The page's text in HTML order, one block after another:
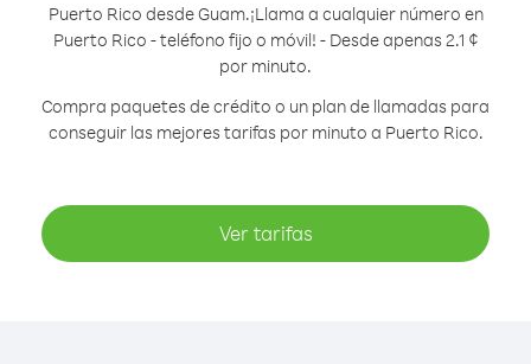
Puerto Rico desde Guam.¡Llama a cualquier número en
Puerto Rico - teléfono fijo o móvil! - Desde apenas 2.1 ¢
por minuto.
Compra paquetes de crédito o un plan de llamadas para
conseguir las mejores tarifas por minuto a Puerto Rico.
Ver tarifas